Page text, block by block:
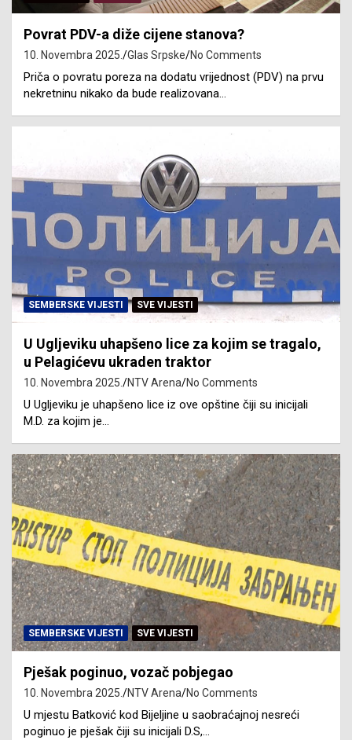
Povrat PDV-a diže cijene stanova?
10. Novembra 2025. Glas Srpske No Comments
Priča o povratu poreza na dodatu vrijednost (PDV) na prvu
nekretninu nikako da bude realizovana…
SEMBERSKE VIJESTI SVE VIJESTI
U Ugljeviku uhapšeno lice za kojim se tragalo,
u Pelagićevu ukraden traktor
10. Novembra 2025. NTV Arena No Comments
U Ugljeviku je uhapšeno lice iz ove opštine čiji su inicijali
M.D. za kojim je…
SEMBERSKE VIJESTI SVE VIJESTI
Pješak poginuo, vozač pobjegao
10. Novembra 2025. NTV Arena No Comments
U mjestu Batković kod Bijeljine u saobraćajnoj nesreći
poginuo je pješak čiji su inicijali D.S,…